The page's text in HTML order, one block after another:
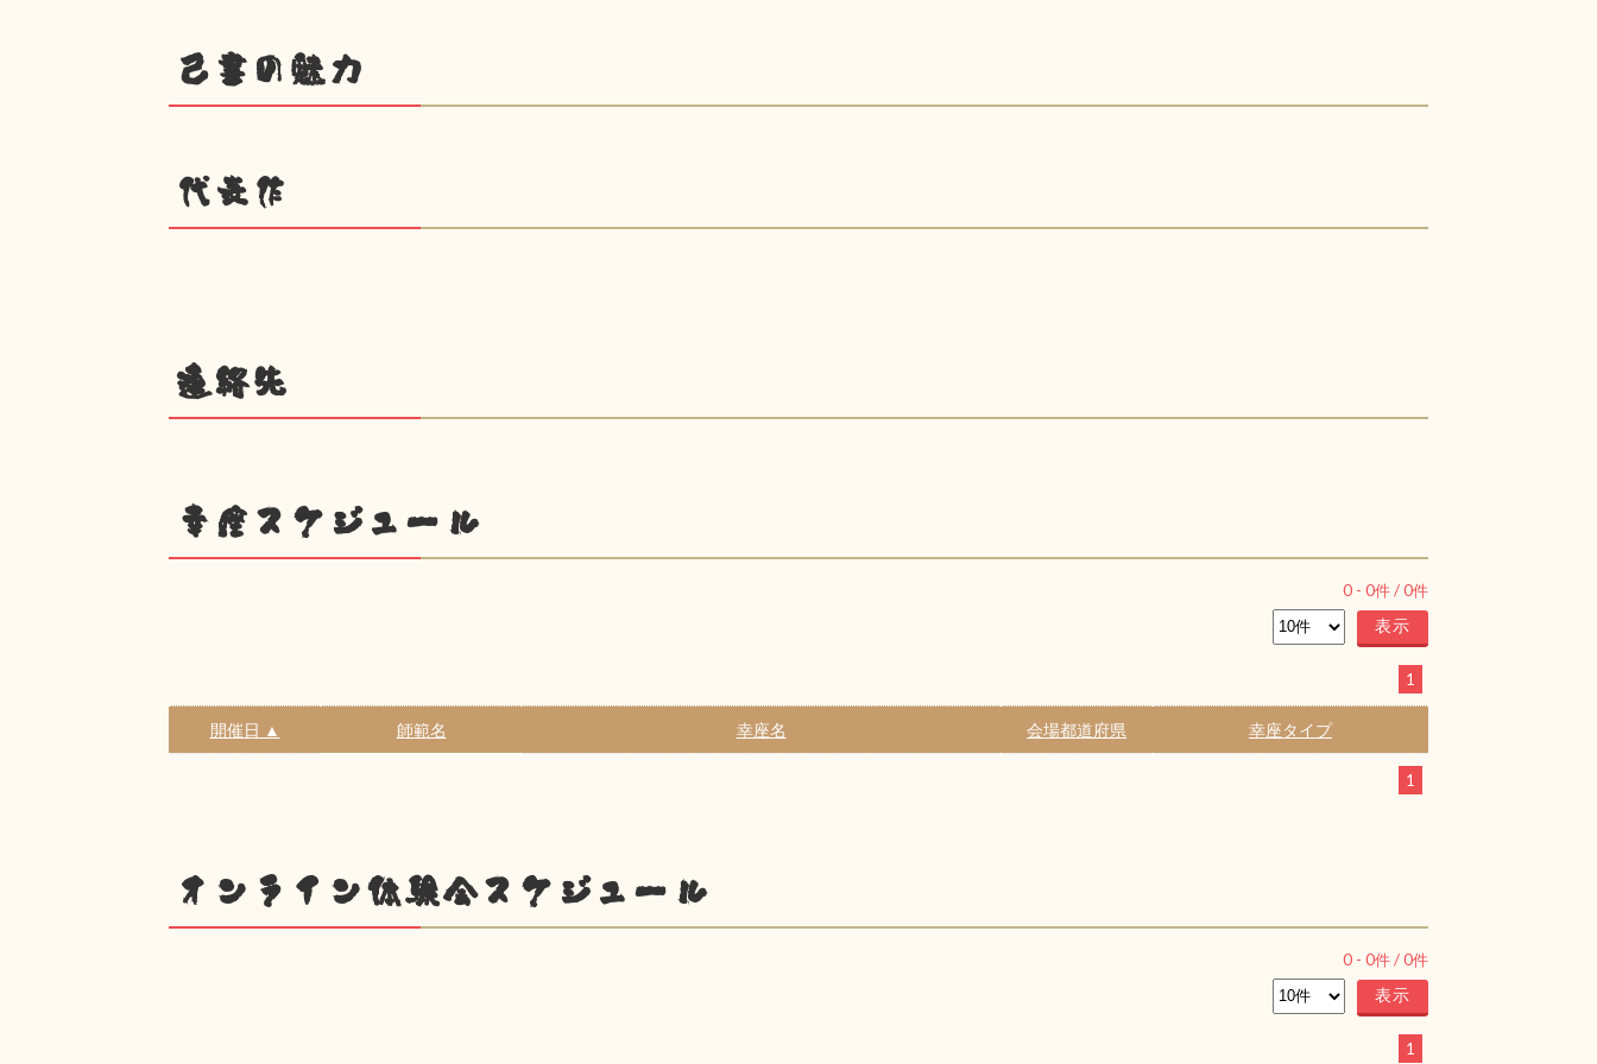
己書の魅力
代表作
連絡先
幸座スケジュール
0 - 0件 /0件
1
開催日 ▲ 師範名 幸座名 会場都道府県 幸座タイプ
1
オンライン体験会スケジュール
0 - 0件 /0件
1